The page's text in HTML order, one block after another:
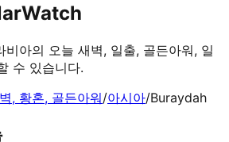
아의 오늘 새벽, 일출, 골든아워, 일
수 있습니다.
, 황혼, 골든아워/아시아/Buraydah